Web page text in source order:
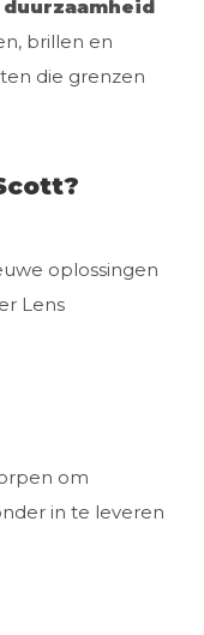
brillen en
die grenzen
oplossingen
Lens
om
in te leveren